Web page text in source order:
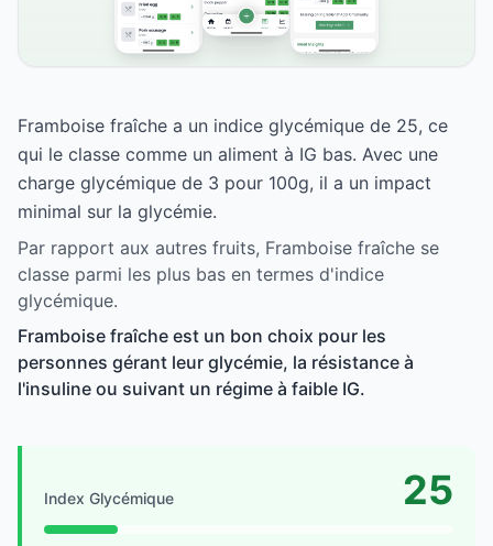
Framboise fraîche a un indice glycémique de 25, ce
qui le classe comme un aliment à IG bas. Avec une
charge glycémique de 3 pour 100g, il a un impact
minimal sur la glycémie.
Par rapport aux autres fruits, Framboise fraîche se
classe parmi les plus bas en termes d'indice
glycémique.
Framboise fraîche est un bon choix pour les
personnes gérant leur glycémie, la résistance à
l'insuline ou suivant un régime à faible IG.
Index Glycémique 25